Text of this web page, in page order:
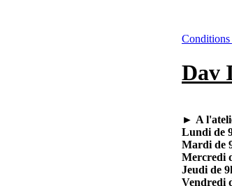
Conditions
Dav
► A
Lundi de
Mardi de
Mercredi
Jeudi de
Vendredi